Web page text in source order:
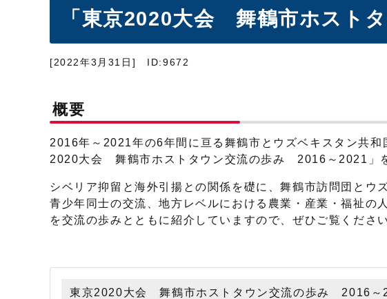
「東京2020大会 舞鶴市ホスト
[2022年3月31日] ID:9672
概要
2016年～2021年の6年間に亘る舞鶴市とウズベキスタン共
2020大会 舞鶴市ホストタウン交流の歩み 2016～2021」を
シベリア抑留と海外引揚との関係を礎に、舞鶴市訪問団とウ
青少年同士の交流、地方レベルにおける農業・産業・福祉の
を交流の歩みとともに紹介していますので、ぜひご覧ください
東京2020大会 舞鶴市ホストタウン交流の歩み 2016～